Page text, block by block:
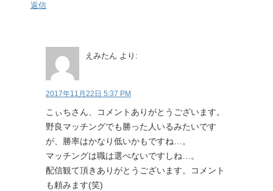
返信
えみたん より:
2017年11月22日 5:37 PM
こぃちさん、コメントありがとうございます。
野良マッチングでも勝った人いるみたいです
が、勝率はかなり低いかもですね…。
マッチングは職は選べないですしね…。
配信観て頂きありがとうございます。コメント
も頼みます(笑)